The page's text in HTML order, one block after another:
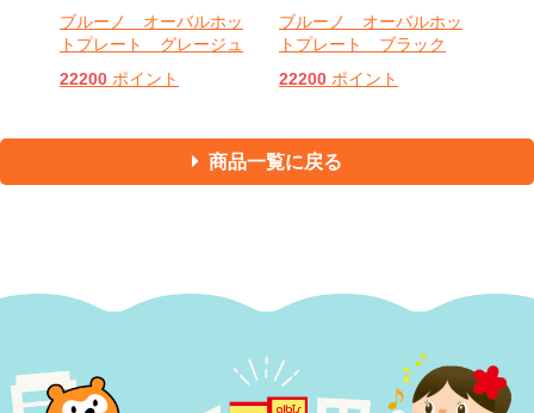
ブルーノ オーバルホッ
トプレート グレージュ
22200 ポイント
ブルーノ オーバルホッ
トプレート ブラック
22200 ポイント
商品一覧に戻る